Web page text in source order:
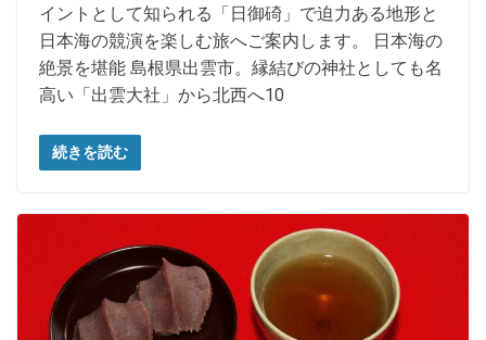
イントとして知られる「日御碕」で迫力ある地形と
日本海の競演を楽しむ旅へご案内します。 日本海の
絶景を堪能 島根県出雲市。縁結びの神社としても名
高い「出雲大社」から北西へ10
続きを読む